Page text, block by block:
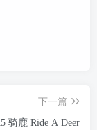
下一篇
骑鹿 Ride A Deer